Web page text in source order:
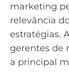
marketing
relevância
estratégias.
gerentes de
a principal